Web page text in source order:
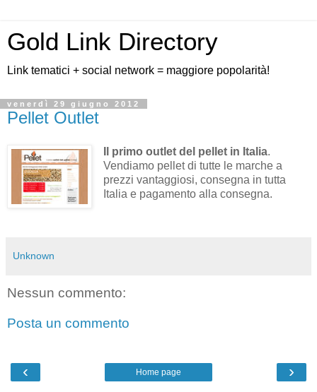
Gold Link Directory
Link tematici + social network = maggiore popolarità!
venerdì 29 giugno 2012
Pellet Outlet
Il primo outlet del pellet in Italia.
Vendiamo pellet di tutte le marche a
prezzi vantaggiosi, consegna in tutta
Italia e pagamento alla consegna.
Unknown
Nessun commento:
Posta un commento
‹ ›
Home page